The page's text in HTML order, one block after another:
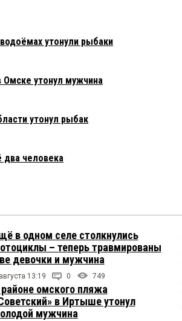
утонули рыбаки
Омске утонул мужчина
утонул рыбак
два человека
в одном селе столкнулись
– теперь травмированы
девочки и мужчина
13:19 0 749
омского пляжа
в Иртыше утонул
мужчина